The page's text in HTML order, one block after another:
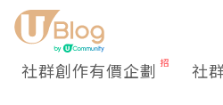
社群創作有價企劃 社